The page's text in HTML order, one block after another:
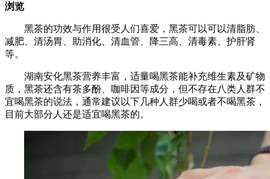
浏览
黑茶的功效与作用很受人们喜爱，黑茶可以可以清脂肪、
减肥、清汤胃、助消化、清血管、降三高、清毒素、护肝肾
等。
湖南安化黑茶营养丰富，适量喝黑茶能补充维生素及矿物
质，黑茶还含有茶多酚、咖啡因等成分，但不存在八类人群不
宜喝黑茶的说法，通常建议以下几种人群少喝或者不喝黑茶，
目前大部分人还是适宜喝黑茶的。